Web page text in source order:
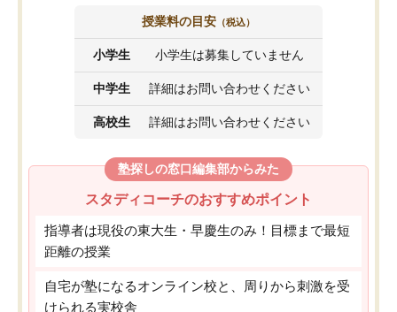
授業料の目安 （税込）
小学生 小学生は募集していません
中学生 詳細はお問い合わせください
高校生 詳細はお問い合わせください
塾探しの窓口編集部からみた
スタディコーチのおすすめポイント
指導者は現役の東大生・早慶生のみ！目標まで最短
距離の授業
自宅が塾になるオンライン校と、周りから刺激を受
けられる実校舎